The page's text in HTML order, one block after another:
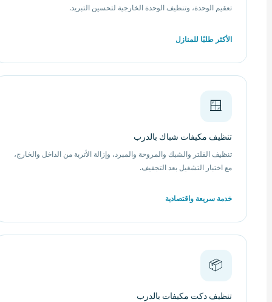
تعقيم الوحدة، وتنظيف الوحدة الخارجية لتحسين التبريد.
الأكثر طلبًا للمنازل
🪟
تنظيف مكيفات شباك بالدرب
تنظيف الفلتر والشبك والمروحة والمبرد، وإزالة الأتربة من الداخل والخارج،
مع اختبار التشغيل بعد التجفيف.
خدمة سريعة واقتصادية
📦
تنظيف دكت مكيفات بالدرب